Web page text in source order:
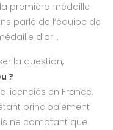
première médaille
parlé de l’équipe de
d’or…
la question,
?
licenciés en France,
principalement
ne comptant que